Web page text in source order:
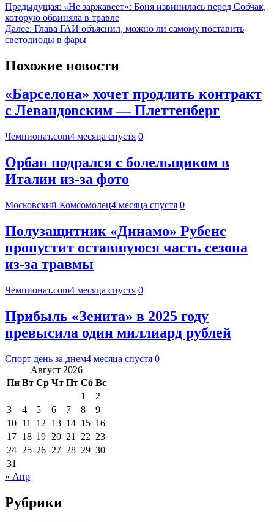
Предыдущая: «Не заржавеет»: Боня извинилась перед Собчак,
которую обвиняла в травле
Далее: Глава ГАИ объяснил, можно ли самому поставить
светодиоды в фары
Похожие новости
«Барселона» хочет продлить контракт
с Левандовским — Плеттенберг
Чемпионат.com4 месяца спустя 0
Орбан подрался с болельщиком в
Италии из-за фото
Московский Комсомолец4 месяца спустя 0
Полузащитник «Динамо» Рубенс
пропустит оставшуюся часть сезона
из-за травмы
Чемпионат.com4 месяца спустя 0
Прибыль «Зенита» в 2025 году
превысила один миллиард рублей
Спорт день за днем4 месяца спустя 0
Август 2026
Пн Вт Ср Чт Пт Сб Вс
1
2
3
4 5 6 7 8
9
10 11 12 13 14 15 16
17 18 19 20 21 22 23
24 25 26 27 28 29 30
31
« Апр
Рубрики